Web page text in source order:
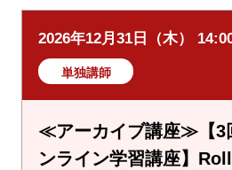
2026年12月31日（木）
単独講師
≪アーカイブ講座≫【3
ンライン学習講座】